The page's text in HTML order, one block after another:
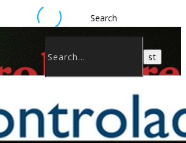
Search